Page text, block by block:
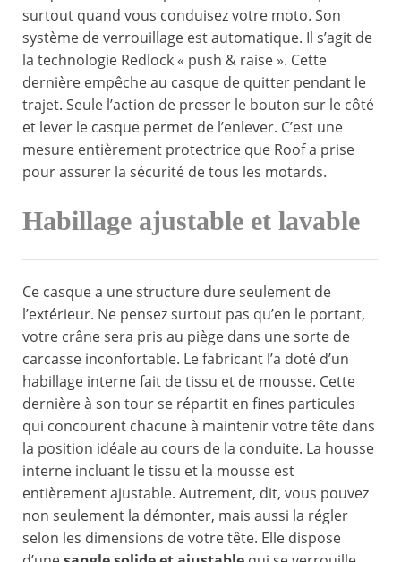
surtout quand vous conduisez votre moto. Son
système de verrouillage est automatique. Il s’agit de
la technologie Redlock « push & raise ». Cette
dernière empêche au casque de quitter pendant le
trajet. Seule l’action de presser le bouton sur le côté
et lever le casque permet de l’enlever. C’est une
mesure entièrement protectrice que Roof a prise
pour assurer la sécurité de tous les motards.
Habillage ajustable et lavable
Ce casque a une structure dure seulement de
l’extérieur. Ne pensez surtout pas qu’en le portant,
votre crâne sera pris au piège dans une sorte de
carcasse inconfortable. Le fabricant l’a doté d’un
habillage interne fait de tissu et de mousse. Cette
dernière à son tour se répartit en fines particules
qui concourent chacune à maintenir votre tête dans
la position idéale au cours de la conduite. La housse
interne incluant le tissu et la mousse est
entièrement ajustable. Autrement, dit, vous pouvez
non seulement la démonter, mais aussi la régler
selon les dimensions de votre tête. Elle dispose